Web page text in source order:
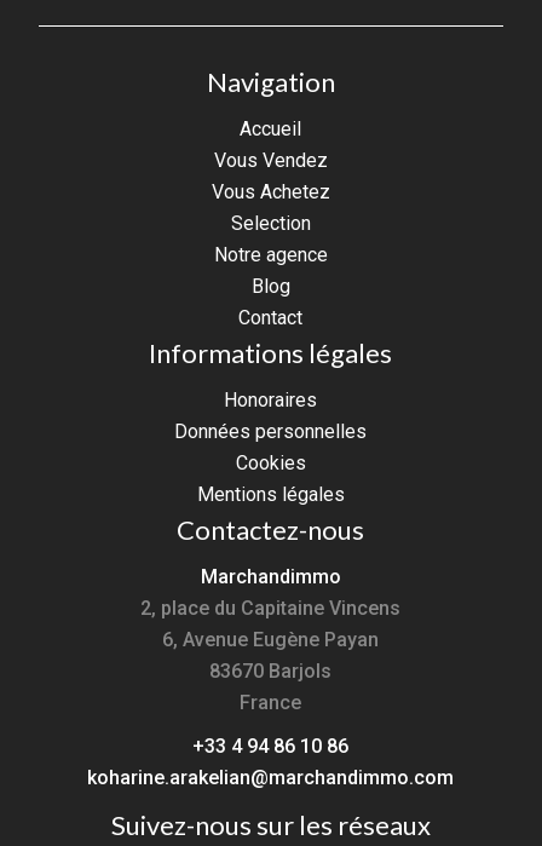
Navigation
Accueil
Vous Vendez
Vous Achetez
Selection
Notre agence
Blog
Contact
Informations légales
Honoraires
Données personnelles
Cookies
Mentions légales
Contactez-nous
Marchandimmo
2, place du Capitaine Vincens
6, Avenue Eugène Payan
83670 Barjols
France
+33 4 94 86 10 86
koharine.arakelian@marchandimmo.com
Suivez-nous sur les réseaux